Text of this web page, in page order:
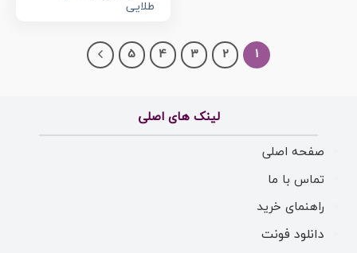
طلایی
1
2
3
4
5
لینک های اصلی
صفحه اصلی
تماس با ما
راهنمای خرید
دانلود فونت